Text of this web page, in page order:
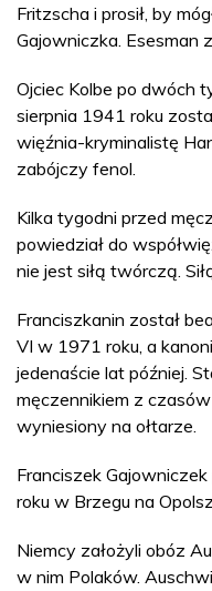
Fritzscha i prosił, by
Gajowniczka. Esesman
Ojciec Kolbe po dwóch
sierpnia 1941 roku
więźnia-kryminalistę
zabójczy fenol.
Kilka tygodni przed
powiedział do
nie jest siłą twórczą.
Franciszkanin został
VI w 1971 roku, a
jedenaście lat później.
męczennikiem z
wyniesiony na ołtarze.
Franciszek
roku w Brzegu na
Niemcy założyli obóz
w nim Polaków.